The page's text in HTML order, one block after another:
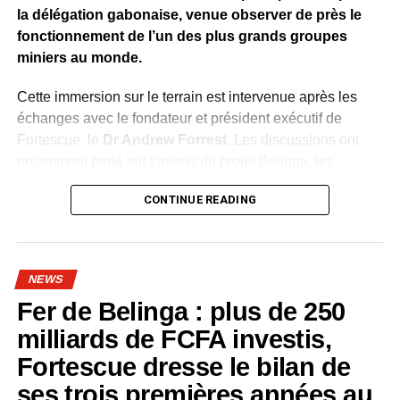
la délégation gabonaise, venue observer de près le
fonctionnement de l’un des plus grands groupes
miniers au monde.
Cette immersion sur le terrain est intervenue après les
échanges avec le fondateur et président exécutif de
Fortescue, le Dr Andrew Forrest. Les discussions ont
infrastructures nécessaires à son développement, les
investissements, l’industrialisation, la formation des
production entièrement intégrée, allant de l’extraction du
minerai à son traitement, puis à son transport et à son
exportation. Fortescue exploite cinq sites miniers répartis
entre les pôles de Chichester, de l’Ouest et d’Iron Bridge.
Cloudbreak et Christmas Creek produisent près de 100
CONTINUE READING
NEWS
Fer de Belinga : plus de 250
milliards de FCFA investis,
Fortescue dresse le bilan de